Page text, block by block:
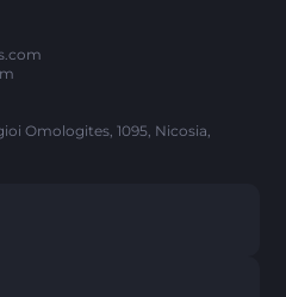
Omologites, 1095, Nicosia,